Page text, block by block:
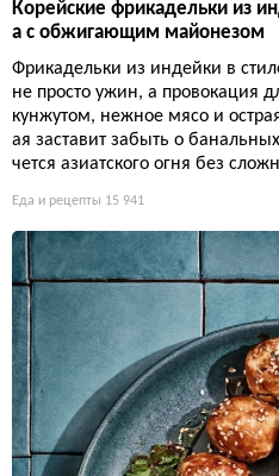
Корейские фрикадельки из
а с обжигающим майонезом
Фрикадельки из индейки в
не просто ужин, а провокация
кунжутом, нежное мясо и
ая заставит забыть о
чется азиатского огня без
Еда и рецепты 15 941